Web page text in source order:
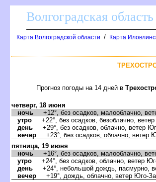
олгоградская область
Карта Волгоградской области / Карта
Прогноз погоды на 14 дней
четверг, 18 июня
ночь +12°, без осадков, малооблачно,
утро +22°, без осадков, безоблачно,
день +29°, без осадков, облачно, ветер
ечер +23°, без осадков, облачно, ветер
пятница, 19 июня
ночь +16°, без осадков, малооблачно,
утро +24°, без осадков, облачно, ветер
день +24°, небольшой дождь, пасмурно,
ечер +19°, дождь, облачно, ветер Юго-